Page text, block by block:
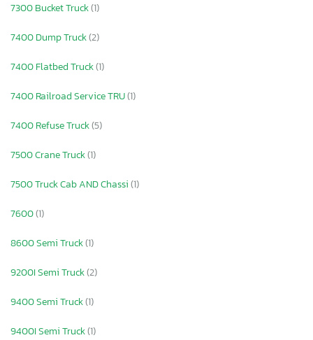
7300 Bucket Truck(1)
7400 Dump Truck(2)
7400 Flatbed Truck(1)
7400 Railroad Service TRU(1)
7400 Refuse Truck(5)
7500 Crane Truck(1)
7500 Truck Cab AND Chassi(1)
7600(1)
8600 Semi Truck(1)
9200I Semi Truck(2)
9400 Semi Truck(1)
9400I Semi Truck(1)